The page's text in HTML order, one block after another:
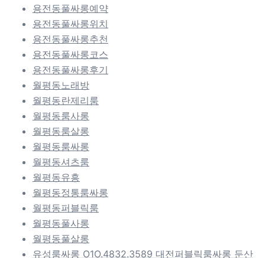
용전동풀싸롱예약
용전동풀싸롱위치
용전동풀싸롱추천
용전동풀싸롱코스
용전동풀싸롱후기
월평동노래방
월평동란제리룸
월평동룸사롱
월평동룸살롱
월평동룸싸롱
월평동셔츠룸
월평동유흥
월평동정통룸싸롱
월평동퍼블릭룸
월평동풀사롱
월평동풀살롱
유성룸싸롱 O1O.4832.3589 대전퍼블릭룸싸롱 둔산